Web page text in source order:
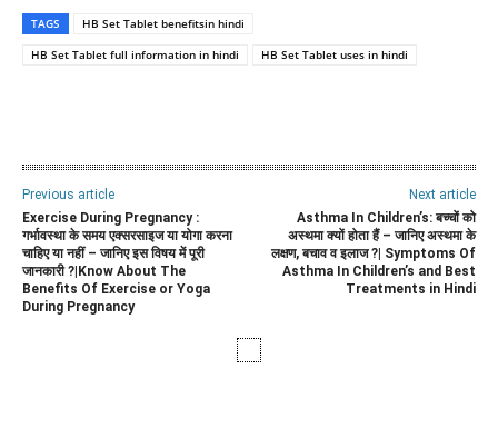
TAGS
HB Set Tablet benefitsin hindi
HB Set Tablet full information in hindi
HB Set Tablet uses in hindi
Previous article
Exercise During Pregnancy :
गर्भावस्था के समय एक्सरसाइज या योगा करना
चाहिए या नहीं – जानिए इस विषय में पूरी
जानकारी ?|Know About The
Benefits Of Exercise or Yoga
During Pregnancy
Next article
Asthma In Children’s: बच्चों को
अस्थमा क्यों होता हैं – जानिए अस्थमा के
लक्षण, बचाव व इलाज ?| Symptoms Of
Asthma In Children’s and Best
Treatments in Hindi